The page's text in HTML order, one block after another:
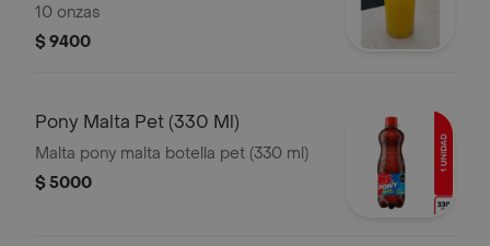
10 onzas
$ 9400
Pony Malta Pet (330 Ml)
Malta pony malta botella pet (330 ml)
$ 5000